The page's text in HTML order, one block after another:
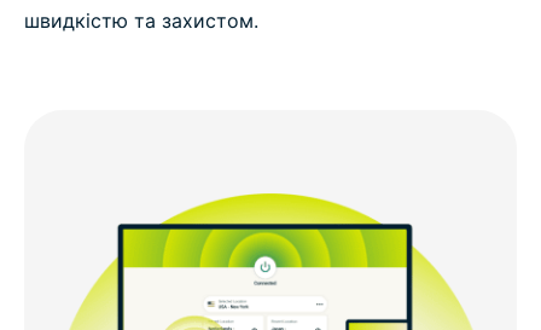
швидкістю та захистом.